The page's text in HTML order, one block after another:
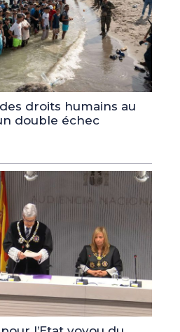
droits humains au
double échec